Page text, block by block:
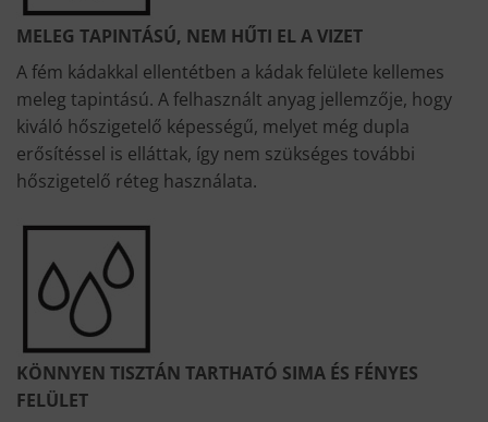
MELEG TAPINTÁSÚ, NEM HŰTI EL A VIZET
A fém kádakkal ellentétben a kádak felülete kellemes
meleg tapintású. A felhasznált anyag jellemzője, hogy
kiváló hőszigetelő képességű, melyet még dupla
erősítéssel is elláttak, így nem szükséges további
hőszigetelő réteg használata.
KÖNNYEN TISZTÁN TARTHATÓ SIMA ÉS FÉNYES
FELÜLET